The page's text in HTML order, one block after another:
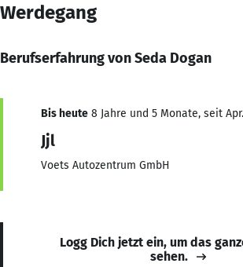
Werdegang
Berufserfahrung von Seda Dogan
Bis heute 8 Jahre und 5 Monate, seit
Jjl
Voets Autozentrum GmbH
Logg Dich jetzt ein, um das
sehen.